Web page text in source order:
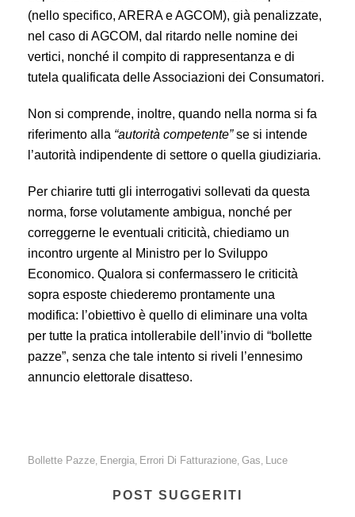
(nello specifico, ARERA e AGCOM), già penalizzate,
nel caso di AGCOM, dal ritardo nelle nomine dei
vertici, nonché il compito di rappresentanza e di
tutela qualificata delle Associazioni dei Consumatori.
Non si comprende, inoltre, quando nella norma si fa
riferimento alla “autorità competente”se si intende
l’autorità indipendente di settore o quella giudiziaria.
Per chiarire tutti gli interrogativi sollevati da questa
norma, forse volutamente ambigua, nonché per
correggerne le eventuali criticità, chiediamo un
incontro urgente al Ministro per lo Sviluppo
Economico. Qualora si confermassero le criticità
sopra esposte chiederemo prontamente una
modifica: l’obiettivo è quello di eliminare una volta
per tutte la pratica intollerabile dell’invio di “bollette
pazze”, senza che tale intento si riveli l’ennesimo
annuncio elettorale disatteso.
Bollette Pazze, Energia, Errori Di Fatturazione, Gas, Luce
POST SUGGERITI